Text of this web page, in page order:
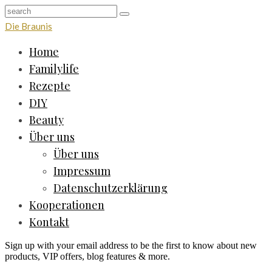
Die Braunis
Home
Familylife
Rezepte
DIY
Beauty
Über uns
Über uns
Impressum
Datenschutzerklärung
Kooperationen
Kontakt
Sign up with your email address to be the first to know about new
products, VIP offers, blog features & more.